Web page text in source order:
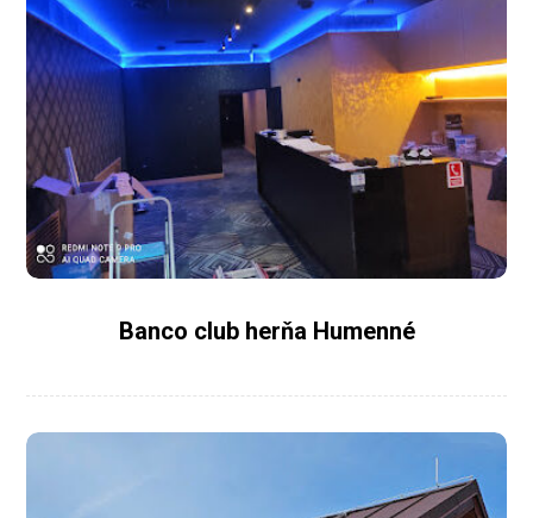
Banco club herňa Humenné